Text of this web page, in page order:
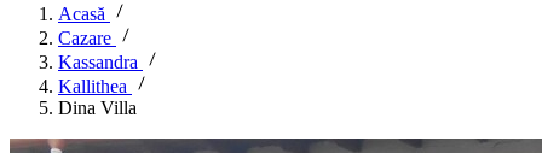
Acasă
Cazare
Kassandra
Kallithea
Dina Villa